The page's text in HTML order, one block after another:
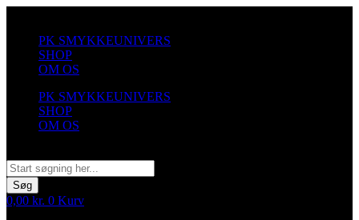
indholdPK SMYKKEUNIVERS
SHOP
OM OS
PK SMYKKEUNIVERS
SHOP
OM OS
Søg
0,00 kr. 0 Kurv